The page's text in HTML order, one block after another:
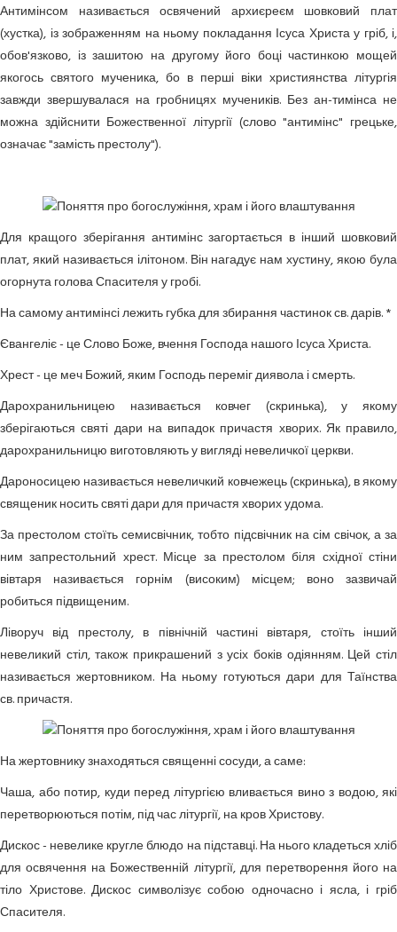
Антимінсом називається освячений архиєреєм шовковий плат
(хустка), із зображенням на ньому покладання Ісуса Христа у гріб, і,
обов'язково, із зашитою на другому його боці частинкою мощей
якогось святого мученика, бо в перші віки християнства літургія
завжди звершувалася на гробницях мучеників. Без ан-тимінса не
можна здійснити Божественної літургії (слово "антимінс" грецьке,
означає "замість престолу").
Для кращого зберігання антимінс загортається в інший шовковий
плат, який називається ілітоном. Він нагадує нам хустину, якою була
огорнута голова Спасителя у гробі.
На самому антимінсі лежить губка для збирання частинок св. дарів. *
Євангеліє- це Слово Боже, вчення Господа нашого Ісуса Христа.
Хрест- це меч Божий, яким Господь переміг диявола і смерть.
Дарохранильницею називається ковчег (скринька), у якому
зберігаються святі дари на випадок причастя хворих. Як правило,
дарохранильницю виготовляють у вигляді невеличкої церкви.
Дароносицею називається невеличкий ковчежець (скринька), в якому
священик носить святі дари для причастя хворих удома.
За престолом стоїть семисвічник, тобто підсвічник на сім свічок, а за
ним запрестольний хрест. Місце за престолом біля східної стіни
вівтаря називається горнім (високим) місцем; воно зазвичай
робиться підвищеним.
Ліворуч від престолу, в північній частині вівтаря, стоїть інший
невеликий стіл, також прикрашений з усіх боків одіянням. Цей стіл
називається жертовником. На ньому готуються дари для Таїнства
св. причастя.
На жертовнику знаходяться священні сосуди, а саме:
Чаша, або потир, куди перед літургією вливається вино з водою, які
перетворюються потім, під час літургії, на кров Христову.
Дискос- невелике кругле блюдо на підставці. На нього кладеться хліб
для освячення на Божественній літургії, для перетворення його на
тіло Христове. Дискос символізує собою одночасно і ясла, і гріб
Спасителя.